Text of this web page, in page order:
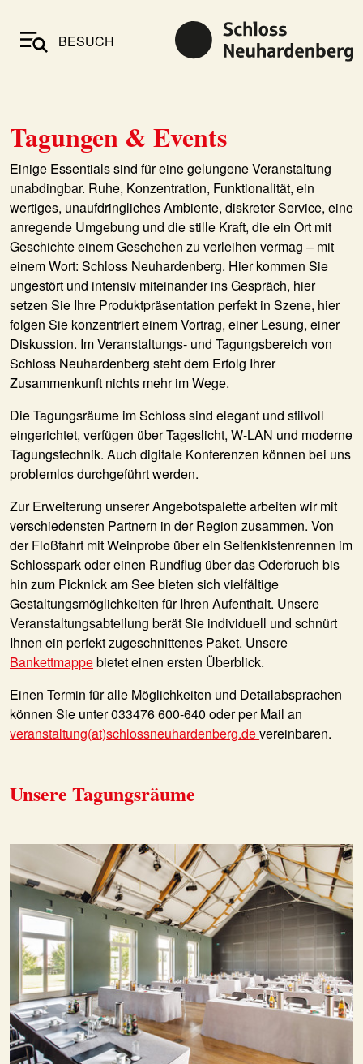
BESUCH
Tagungen & Events
Einige Essentials sind für eine gelungene Veranstaltung
unabdingbar. Ruhe, Konzentration, Funktionalität, ein
wertiges, unaufdringliches Ambiente, diskreter Service, eine
anregende Umgebung und die stille Kraft, die ein Ort mit
Geschichte einem Geschehen zu verleihen vermag – mit
einem Wort: Schloss Neuhardenberg. Hier kommen Sie
ungestört und intensiv miteinander ins Gespräch, hier
setzen Sie Ihre Produktpräsentation perfekt in Szene, hier
folgen Sie konzentriert einem Vortrag, einer Lesung, einer
Diskussion. Im Veranstaltungs- und Tagungsbereich von
Schloss Neuhardenberg steht dem Erfolg Ihrer
Zusammenkunft nichts mehr im Wege.
Die Tagungsräume im Schloss sind elegant und stilvoll
eingerichtet, verfügen über Tageslicht, W-LAN und moderne
Tagungstechnik. Auch digitale Konferenzen können bei uns
problemlos durchgeführt werden.
Zur Erweiterung unserer Angebotspalette arbeiten wir mit
verschiedensten Partnern in der Region zusammen. Von
der Floßfahrt mit Weinprobe über ein Seifenkistenrennen im
Schlosspark oder einen Rundflug über das Oderbruch bis
hin zum Picknick am See bieten sich vielfältige
Gestaltungsmöglichkeiten für Ihren Aufenthalt. Unsere
Veranstaltungsabteilung berät Sie individuell und schnürt
Ihnen ein perfekt zugeschnittenes Paket. Unsere
Bankettmappebietet einen ersten Überblick.
Einen Termin für alle Möglichkeiten und Detailabsprachen
können Sie unter 033476 600-640 oder per Mail an
veranstaltung(at)schlossneuhardenberg.devereinbaren.
Unsere Tagungsräume